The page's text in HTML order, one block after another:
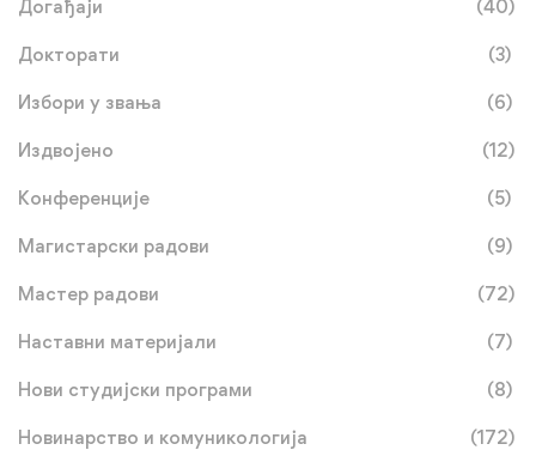
Догађаји (40)
Докторати (3)
Избори у звања (6)
Издвојено (12)
Конференције (5)
Магистарски радови (9)
Мастер радови (72)
Наставни материјали (7)
Нови студијски програми (8)
Новинарство и комуникологија (172)